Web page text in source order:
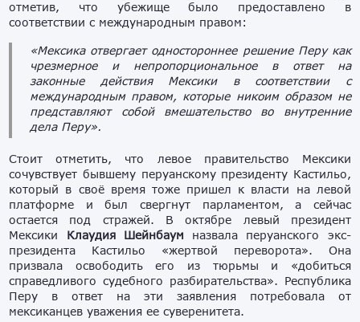
отметив, что убежище было предоставлено в
соответствии с международным правом:
«Мексика отвергает одностороннее решение Перу как
чрезмерное и непропорциональное в ответ на
законные действия Мексики в соответствии с
международным правом, которые никоим образом не
представляют собой вмешательство во внутренние
дела Перу».
Стоит отметить, что левое правительство Мексики
сочувствует бывшему перуанскому президенту Кастильо,
который в своё время тоже пришел к власти на левой
платформе и был свергнут парламентом, а сейчас
остается под стражей. В октябре левый президент
Мексики Клаудия Шейнбаум назвала перуанского экс-
президента Кастильо «жертвой переворота». Она
призвала освободить его из тюрьмы и «добиться
справедливого судебного разбирательства». Республика
Перу в ответ на эти заявления потребовала от
мексиканцев уважения ее суверенитета.